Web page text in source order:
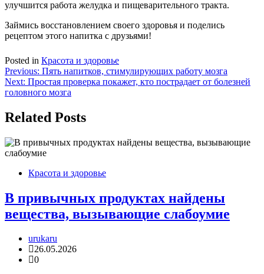
улучшится работа желудка и пищеварительного тракта.
Займись восстановлением своего здоровья и поделись
рецептом этого напитка с друзьями!
Posted in Красота и здоровье
Навигация
по
Previous: Пять напитков, стимулирующих работу мозга
Next: Простая проверка покажет, кто пострадает от болезней
головного мозга
Related Posts
Красота и здоровье
В привычных продуктах найдены
вещества, вызывающие слабоумие
urukaru
26.05.2026
0